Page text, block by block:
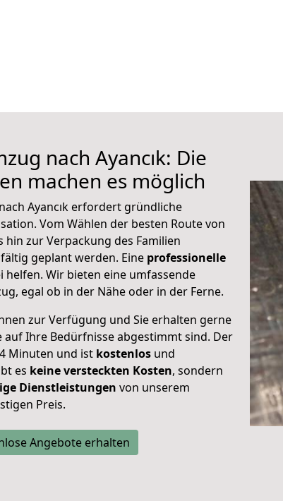
nach Ayancık: Die
machen es möglich
Ayancık erfordert gründliche
Vom Wählen der besten Route von
hin zur Verpackung des Familien
geplant werden. Eine professionelle
helfen. Wir bieten eine umfassende
egal ob in der Nähe oder in der Ferne.
zur Verfügung und Sie erhalten gerne
auf Ihre Bedürfnisse abgestimmt sind. Der
Minuten und ist kostenlos und
es keine versteckten Kosten, sondern
Dienstleistungen von unserem
Preis.
Angebote erhalten